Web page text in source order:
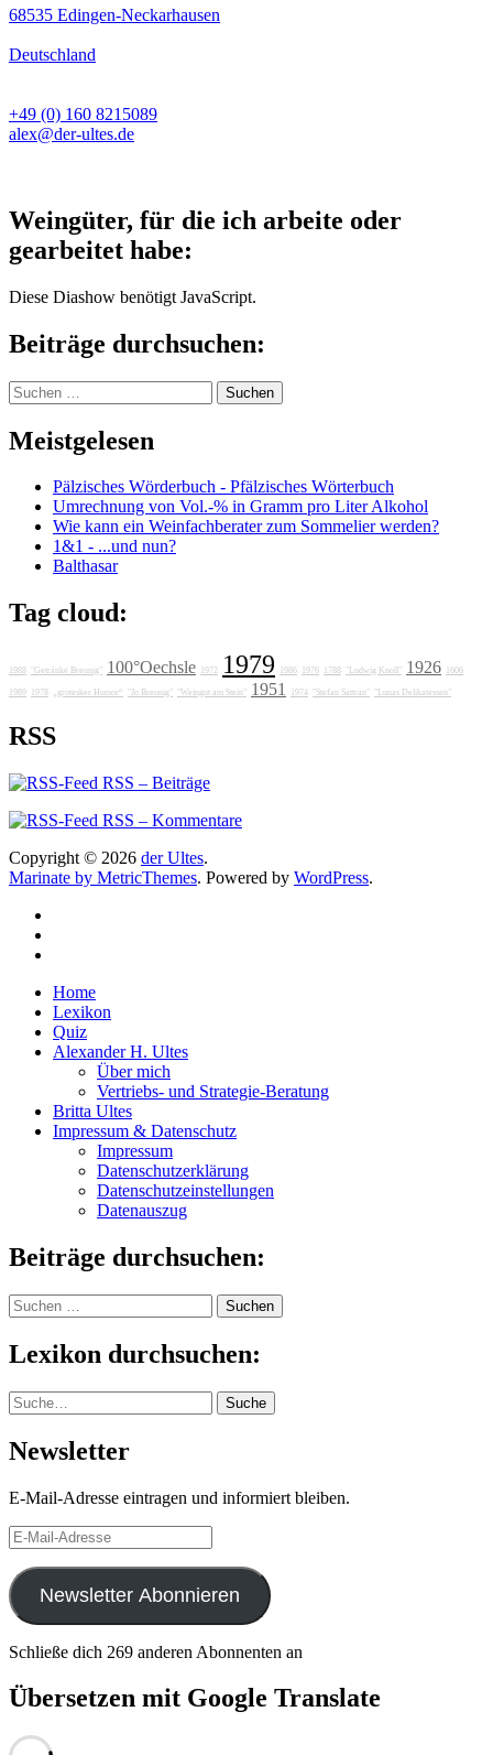
68535 Edingen-Neckarhausen
Deutschland
+49 (0) 160 8215089
alex@der-ultes.de
Weingüter, für die ich arbeite oder
gearbeitet habe:
Diese Diashow benötigt JavaScript.
Beiträge durchsuchen:
Suchen
nach:
Meistgelesen
Pälzisches Wörderbuch - Pfälzisches Wörterbuch
Umrechnung von Vol.-% in Gramm pro Liter Alkohol
Wie kann ein Weinfachberater zum Sommelier werden?
1&1 - ...und nun?
Balthasar
Tag cloud:
1988 "Getränke Breunig" 100°Oechsle 1972 1979 1986 1976 1788 "Ludwig Knoll" 1926 1606
1989 1978 „grotesker Humor“ "Jo Breunig" "Weingut am Stein" 1951 1974 "Stefan Sattran" "Lunas Delikatessen"
RSS
RSS – Beiträge
RSS – Kommentare
Copyright © 2026 der Ultes.
Marinate by MetricThemes. Powered by WordPress.
Home
Lexikon
Quiz
Alexander H. Ultes
Über mich
Vertriebs- und Strategie-Beratung
Britta Ultes
Impressum & Datenschutz
Impressum
Datenschutzerklärung
Datenschutzeinstellungen
Datenauszug
Beiträge durchsuchen:
Suchen
nach:
Lexikon durchsuchen:
Suche Suche
Newsletter
E-Mail-Adresse eintragen und informiert bleiben.
E-
Mail-
Adresse
Newsletter Abonnieren
Schließe dich 269 anderen Abonnenten an
Übersetzen mit Google Translate